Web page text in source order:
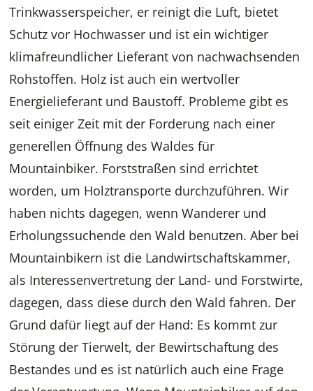
Trinkwasserspeicher, er reinigt die Luft, bietet
Schutz vor Hochwasser und ist ein wichtiger
klimafreundlicher Lieferant von nachwachsenden
Rohstoffen. Holz ist auch ein wertvoller
Energielieferant und Baustoff. Probleme gibt es
seit einiger Zeit mit der Forderung nach einer
generellen Öffnung des Waldes für
Mountainbiker. Forststraßen sind errichtet
worden, um Holztransporte durchzuführen. Wir
haben nichts dagegen, wenn Wanderer und
Erholungssuchende den Wald benutzen. Aber bei
Mountainbikern ist die Landwirtschaftskammer,
als Interessenvertretung der Land- und Forstwirte,
dagegen, dass diese durch den Wald fahren. Der
Grund dafür liegt auf der Hand: Es kommt zur
Störung der Tierwelt, der Bewirtschaftung des
Bestandes und es ist natürlich auch eine Frage